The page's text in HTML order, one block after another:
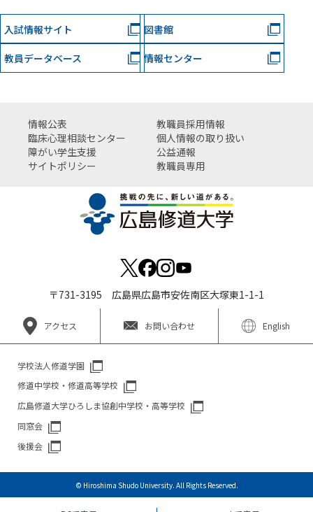
入試情報サイト 図書館
教員データベース 情報センター
情報公表
教職員採用情報
臨床心理相談センター
個人情報の取り扱い
障がい学生支援
公益通報
サイトポリシー
教職員専用
〒731-3195 広島県広島市安佐南区大塚東1-1-1
アクセス お問い合わせ English
学校法人修道学園
修道中学校・修道高等学校
広島修道大学ひろしま協創中学校・高等学校
同窓会
後援会
© Hiroshima Shudo University. All Rights Reserved.